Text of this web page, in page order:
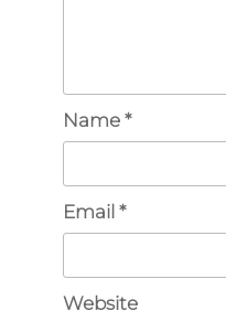
Name *
Email *
Website